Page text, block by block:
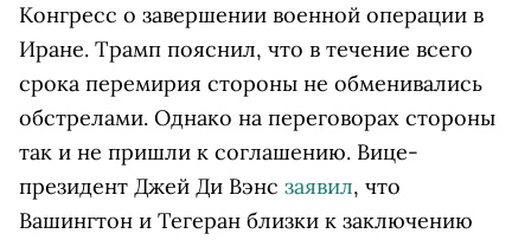
Конгресс о завершении военной операции в
Иране. Трамп пояснил, что в течение всего
срока перемирия стороны не обменивались
обстрелами. Однако на переговорах стороны
так и не пришли к соглашению. Вице-
президент Джей Ди Вэнс заявил, что
Вашингтон и Тегеран близки к заключению